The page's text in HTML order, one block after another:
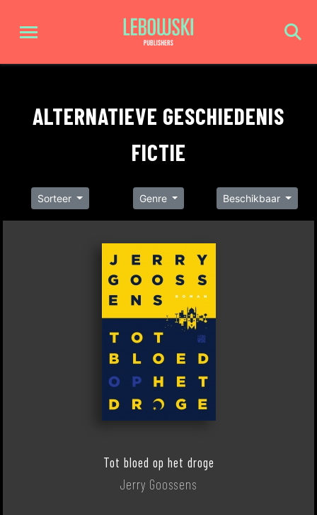
ALTERNATIEVE GESCHIEDENIS
FICTIE
Sorteer Genre Beschikbaar
Tot bloed op het droge
Jerry Goossens